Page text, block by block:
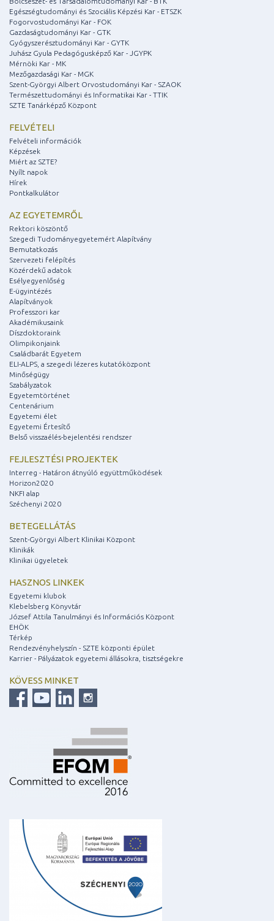
Egészségtudományi és Szociális Képzési Kar - ETSZK
Fogorvostudományi Kar - FOK
Gazdaságtudományi Kar - GTK
Gyógyszerésztudományi Kar - GYTK
Juhász Gyula Pedagógusképző Kar - JGYPK
Mérnöki Kar - MK
Mezőgazdasági Kar - MGK
Szent-Györgyi Albert Orvostudományi Kar - SZAOK
Természettudományi és Informatikai Kar - TTIK
SZTE Tanárképző Központ
FELVÉTELI
Felvételi információk
Képzések
Miért az SZTE?
Nyílt napok
Hírek
Pontkalkulátor
AZ EGYETEMRŐL
Rektori köszöntő
Szegedi Tudományegyetemért Alapítvány
Bemutatkozás
Szervezeti felépítés
Közérdekű adatok
Esélyegyenlőség
E-ügyintézés
Alapítványok
Professzori kar
Akadémikusaink
Díszdoktoraink
Olimpikonjaink
Családbarát Egyetem
ELI-ALPS, a szegedi lézeres kutatóközpont
Minőségügy
Szabályzatok
Egyetemtörténet
Centenárium
Egyetemi élet
Egyetemi Értesítő
Belső visszaélés-bejelentési rendszer
FEJLESZTÉSI PROJEKTEK
Interreg - Határon átnyúló együttműködések
Horizon2020
NKFI alap
Széchenyi 2020
BETEGELLÁTÁS
Szent-Györgyi Albert Klinikai Központ
Klinikák
Klinikai ügyeletek
HASZNOS LINKEK
Egyetemi klubok
Klebelsberg Könyvtár
József Attila Tanulmányi és Információs Központ
EHÖK
Térkép
Rendezvényhelyszín - SZTE központi épület
Karrier - Pályázatok egyetemi állásokra, tisztségekre
KÖVESS MINKET